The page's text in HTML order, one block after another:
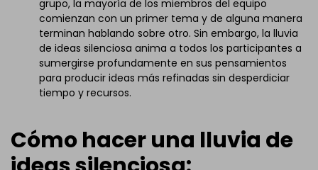
grupo, la mayoría de los miembros del equipo
comienzan con un primer tema y de alguna manera
terminan hablando sobre otro. Sin embargo, la lluvia
de ideas silenciosa anima a todos los participantes a
sumergirse profundamente en sus pensamientos
para producir ideas más refinadas sin desperdiciar
tiempo y recursos.
Cómo hacer una lluvia de